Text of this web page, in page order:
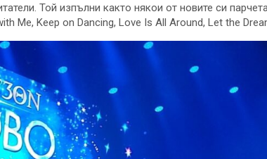
Той изпълни както някои от новите си
Me, Keep on Dancing, Love Is All Around, Let the